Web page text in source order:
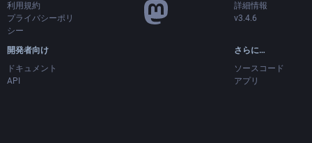
利用規約
プライバシーポリ
シー
開発者向け
ドキュメント
API
詳細情報
v3.4.6
さらに…
ソースコード
アプリ